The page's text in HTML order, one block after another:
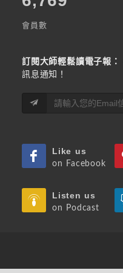
會員數
訂閱大師輕鬆讀電子報：
訊息通知！
Like us
on Facebook
Listen us
on Podcast